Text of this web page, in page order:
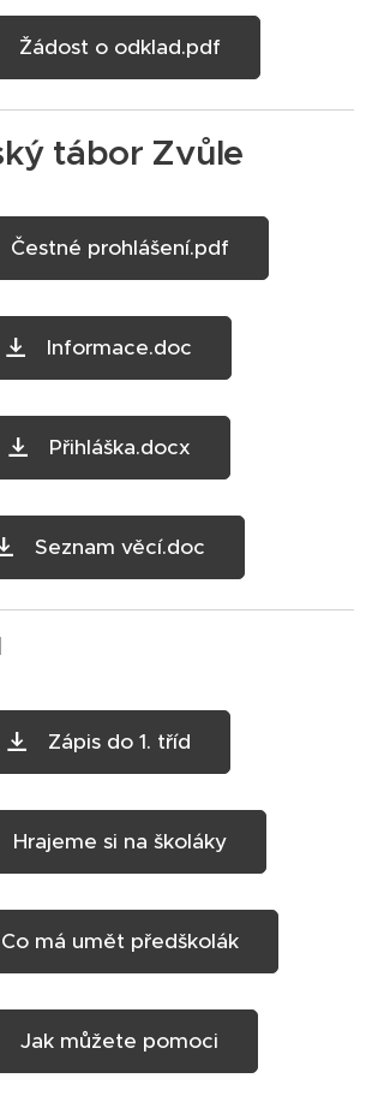
Žádost o odklad.pdf
tábor Zvůle
Čestné prohlášení.pdf
Informace.doc
Přihláška.docx
Seznam věcí.doc
Zápis do 1. tříd
Hrajeme si na školáky
Co má umět předškolák
Jak můžete pomoci